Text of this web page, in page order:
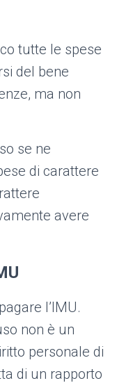
tutte le spese
del bene
ma non
se ne
di carattere
avere
l’IMU.
non è un
personale di
di un rapporto